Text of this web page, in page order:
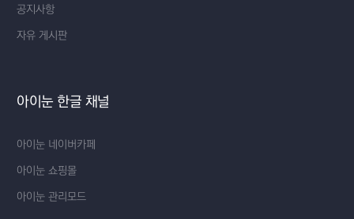
공지사항
자유 게시판
아이눈 한글 채널
아이눈 네이버카페
아이눈 쇼핑몰
아이눈 관리모드